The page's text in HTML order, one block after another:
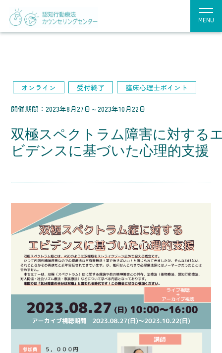
MENU
オンライン 受付終了 臨床心理士ポイント
開催期間：2023年8月27日～2023年10月22日
双極スペクトラム障害に対する
ビデンスに基づいた心理的支援